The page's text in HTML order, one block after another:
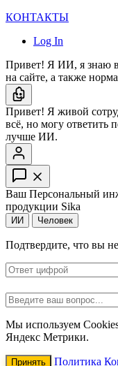
КОНТАКТЫ
Log In
Привет! Я ИИ, я знаю
на сайте, а также
Привет! Я живой
всё, но могу ответить
лучше ИИ.
Ваш Персональный
продукции Sika
ИИ Человек
Подтвердите, что вы
Мы используем
Яндекс Метрики.
Принять Политика